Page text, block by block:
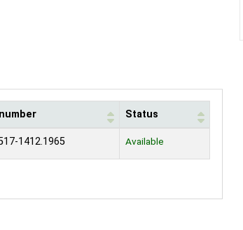
Status
1412.1965 Available